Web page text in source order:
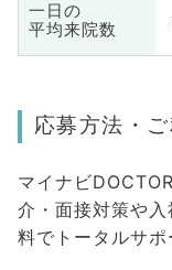
一日の
平均来院数
応募方法・
マイナビ
介・面接対策や
料でトータルサポ